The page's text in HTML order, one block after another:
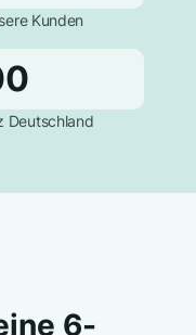
Kunden
Deutschland
6-